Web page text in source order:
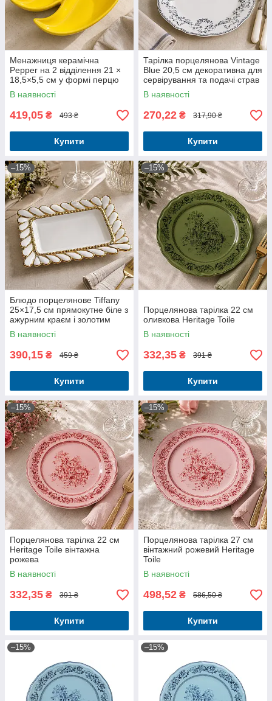
Менажниця керамічна
Pepper на 2 відділення 21 ×
18,5×5,5 см у формі перцю
В наявності
419,05 ₴ 493 ₴
Купити
Тарілка порцелянова Vintage
Blue 20,5 см декоративна для
сервірування та подачі страв
В наявності
270,22 ₴ 317,90 ₴
Купити
–15%
Блюдо порцелянове Tiffany
25×17,5 см прямокутне біле з
ажурним краєм і золотим
декором
В наявності
390,15 ₴ 459 ₴
Купити
–15%
Порцелянова тарілка 22 см
оливкова Heritage Toile
В наявності
332,35 ₴ 391 ₴
Купити
–15%
Порцелянова тарілка 22 см
Heritage Toile вінтажна
рожева
В наявності
332,35 ₴ 391 ₴
Купити
–15%
Порцелянова тарілка 27 см
вінтажний рожевий Heritage
Toile
В наявності
498,52 ₴ 586,50 ₴
Купити
–15% –15%